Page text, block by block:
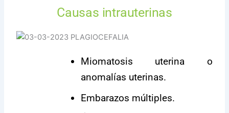
Causas intrauterinas
Miomatosis uterina o
anomalías uterinas.
Embarazos múltiples.